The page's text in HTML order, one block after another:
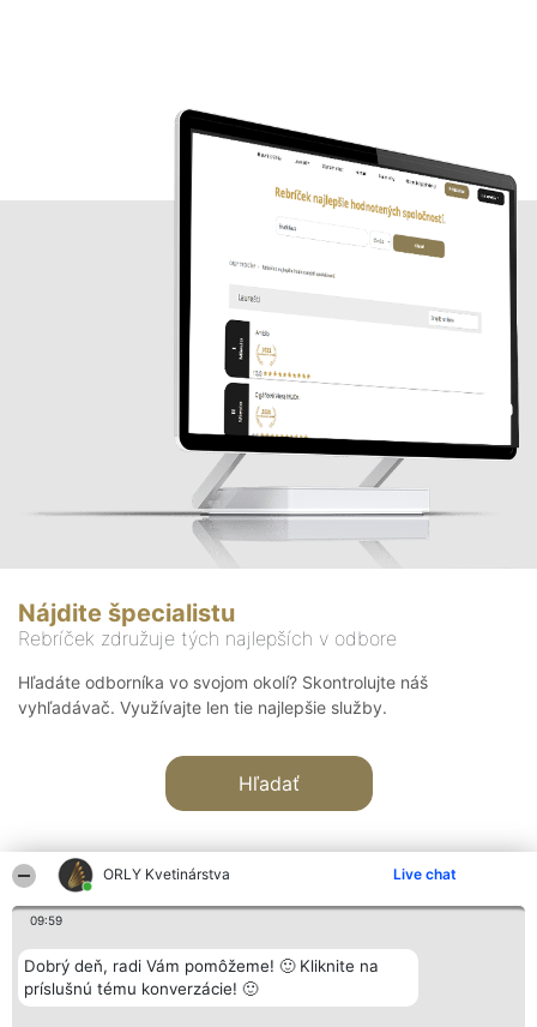
ORLY Kvetinárstva Live chat
09:59
Dobrý deň, radi Vám pomôžeme! 🙂 Kliknite na
príslušnú tému konverzácie! 🙂
Nájdite špecialistu
Rebríček združuje tých najlepších v odbore
Hľadáte odborníka vo svojom okolí? Skontrolujte náš
vyhľadávač. Využívajte len tie najlepšie služby.
Hľadať
Organizátor hodnotenia
Bright Side Solutions sp. z o.
o. sp. k.
Hodnotenie
Laureáti
Lista
Kontakt
Kontakt